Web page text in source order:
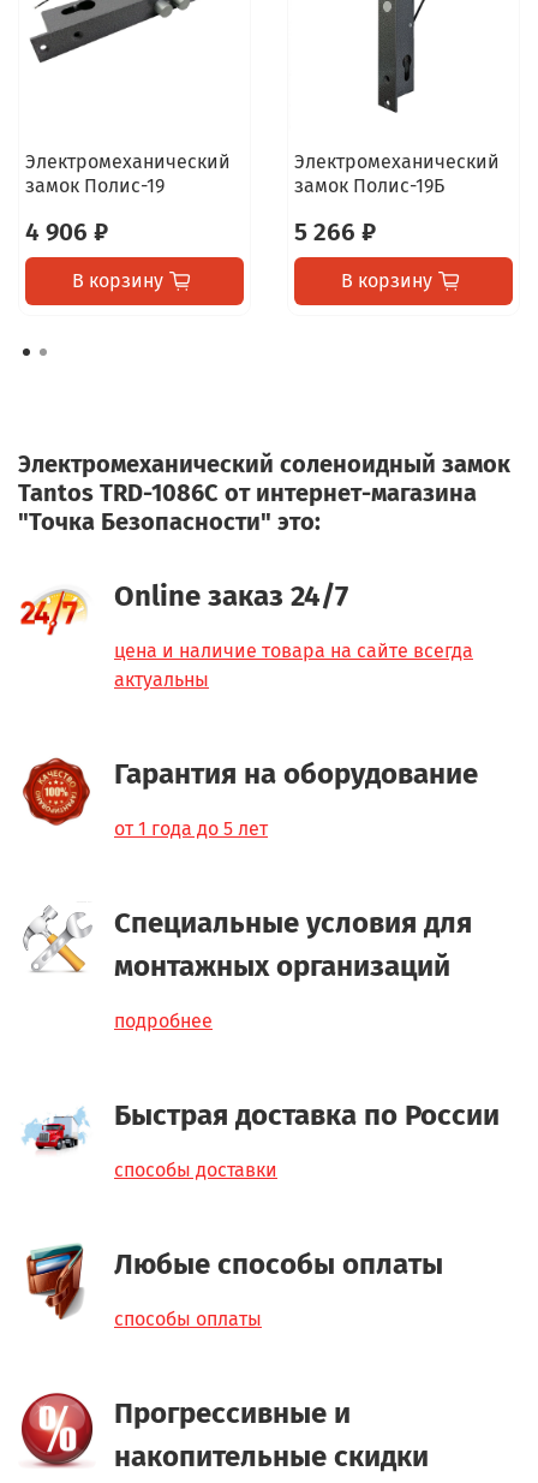
Электромеханический
замок Полис-19
4 906 ₽
В корзину
Электромеханический
замок Полис-19Б
5 266 ₽
В корзину
Электромеханический соленоидный замок
Tantos TRD-1086C от интернет-магазина
"Точка Безопасности" это:
Online заказ 24/7
цена и наличие товара на сайте всегда
актуальны
Гарантия на оборудование
от 1 года до 5 лет
Специальные условия для
монтажных организаций
подробнее
Быстрая доставка по России
способы доставки
Любые способы оплаты
способы оплаты
Прогрессивные и
накопительные скидки